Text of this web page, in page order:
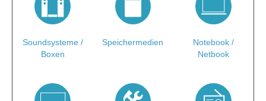
Soundsysteme /
Boxen
Speichermedien
Notebook /
Netbook